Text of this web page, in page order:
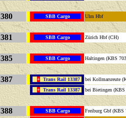
380 SBB Cargo Ulm Hbf
381 SBB Cargo Zürich Hbf (CH)
385 SBB Cargo Haltingen (KBS
387 + Trans Rail 13387
bei Kollmarsreute
+ Trans Rail 13387 bei Bietingen (KBS
388 SBB Cargo
Freiburg Gbf (KBS